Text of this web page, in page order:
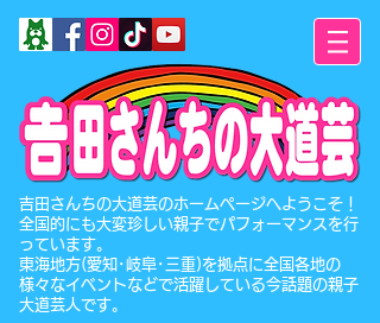
​吉田さんちの大道芸のホームページへようこそ！
全国的にも大変珍しい親子でパフォーマンスを行
っています。
東海地方(愛知･岐阜･三重)を拠点に全国各地の
様々なイベントなどで活躍している今話題の親子
大道芸人です。